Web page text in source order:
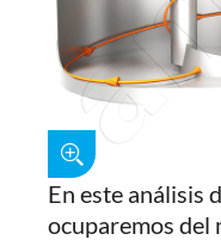
En este análisis
ocuparemos del